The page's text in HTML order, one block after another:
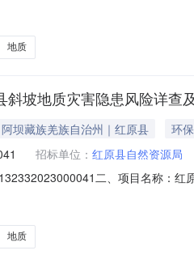
四、主要标的信息合同包1:服务类
地质
斜坡地质灾害隐患风险详
坝藏族羌族自治州｜红原县
环
招标单位： 红原县自然资源局
二、项目名称：红
围服务要求服务时间服务标准金额(
地质